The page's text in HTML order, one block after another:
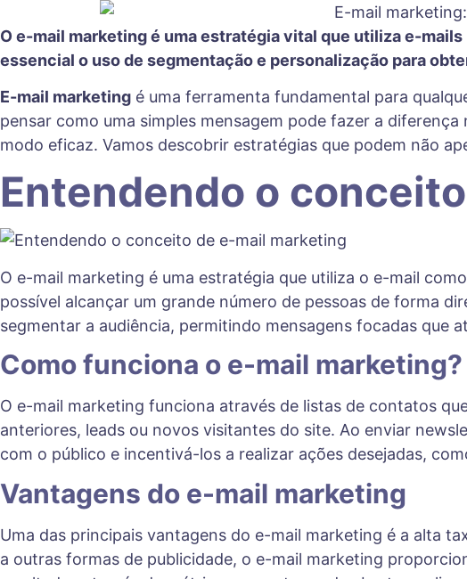
O e-mail marketing é uma estratégia vital que utiliza e-
essencial o uso de segmentação e personalização para
E-mail marketing é uma ferramenta fundamental para
pensar como uma simples mensagem pode fazer a
modo eficaz. Vamos descobrir estratégias que podem não
Entendendo o
O e-mail marketing é uma estratégia que utiliza o e-mail
possível alcançar um grande número de pessoas de forma
segmentar a audiência, permitindo mensagens focadas que
Como funciona o e-mail marketing?
O e-mail marketing funciona através de listas de contatos
anteriores, leads ou novos visitantes do site. Ao enviar
com o público e incentivá-los a realizar ações desejadas,
Vantagens do e-mail marketing
Uma das principais vantagens do e-mail marketing é a alta
a outras formas de publicidade, o e-mail marketing